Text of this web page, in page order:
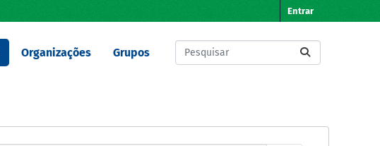
Entrar
Organizações Grupos